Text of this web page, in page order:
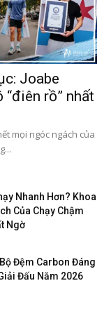
Joabe
“điên rồ” nhất
mọi ngóc ngách của
Nhanh Hơn? Khoa
Của Chạy Chậm
Ngờ
Đệm Carbon Đáng
Đấu Năm 2026